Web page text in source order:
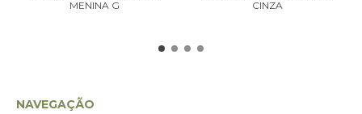
MENINA G
CINZA
NAVEGAÇÃO